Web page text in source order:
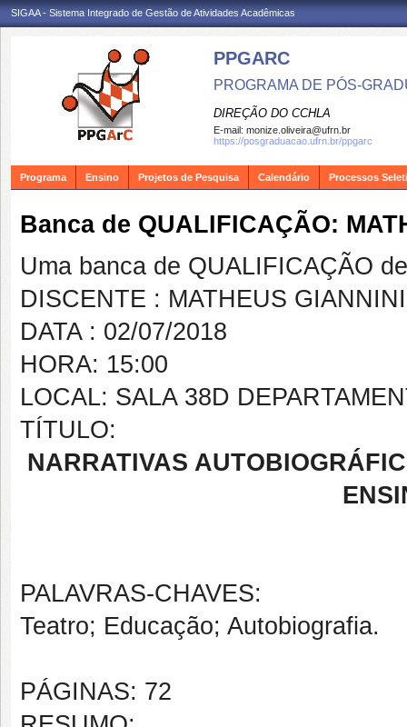
SIGAA - Sistema Integrado de Gestão de Atividades Acadêmicas
PPGARC
PROGRAMA DE PÓS-
DIREÇÃO DO CCHLA
E-mail: monize.oliveira@ufrn.br
https://posgraduacao.ufrn.br/ppgarc
Programa Ensino Projetos de Pesquisa Calendário Processos
Banca de QUALIFICAÇÃO:
Uma banca de QUALIFICAÇÃO
DISCENTE : MATHEUS
DATA : 02/07/2018
HORA: 15:00
LOCAL: SALA 38D
TÍTULO:
NARRATIVAS
PALAVRAS-CHAVES:
Teatro; Educação; Autobiografia.
PÁGINAS: 72